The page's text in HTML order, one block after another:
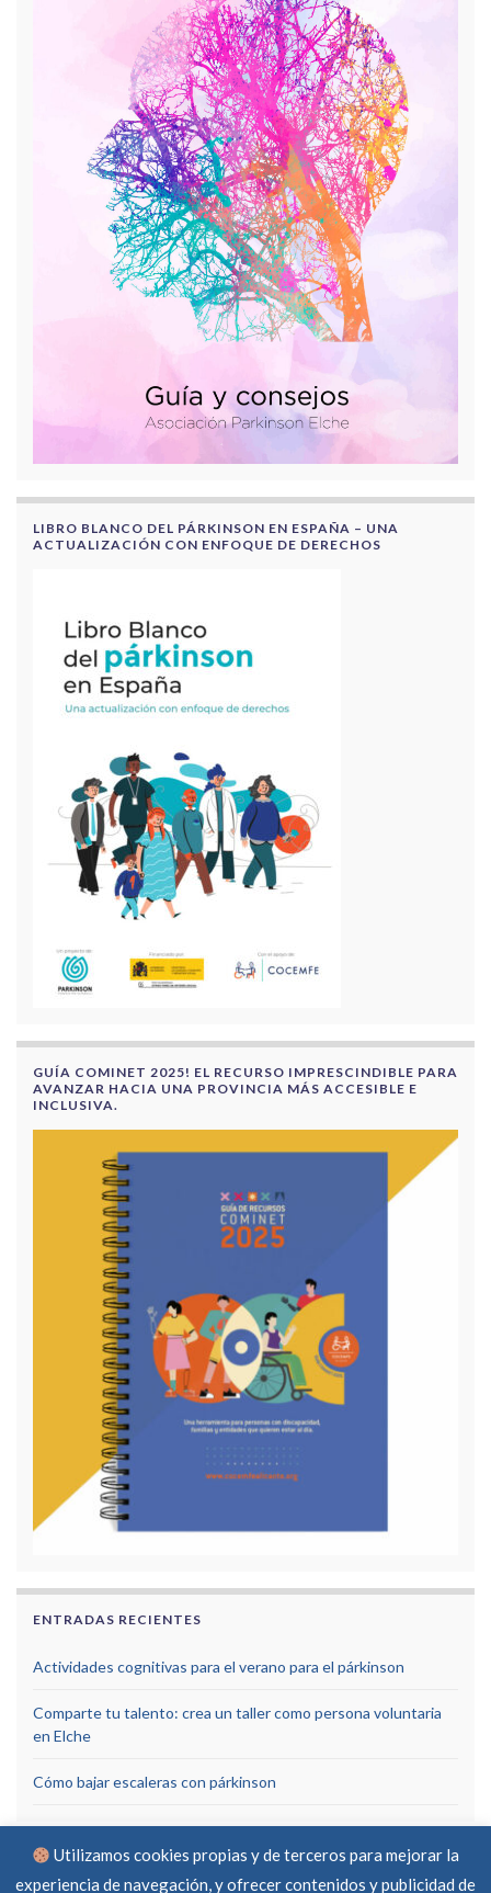
LIBRO BLANCO DEL PÁRKINSON EN ESPAÑA – UNA
ACTUALIZACIÓN CON ENFOQUE DE DERECHOS
GUÍA COMINET 2025! EL RECURSO IMPRESCINDIBLE PARA
AVANZAR HACIA UNA PROVINCIA MÁS ACCESIBLE E
INCLUSIVA.
ENTRADAS RECIENTES
Actividades cognitivas para el verano para el párkinson
Comparte tu talento: crea un taller como persona voluntaria
en Elche
Cómo bajar escaleras con párkinson
Utilizamos cookies propias y de terceros para mejorar la
experiencia de navegación, y ofrecer contenidos y publicidad de